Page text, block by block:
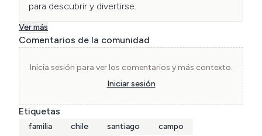
para descubrir y divertirse.
Ver más
Comentarios de la comunidad
Inicia sesión para ver los comentarios y más contexto.
Iniciar sesión
Etiquetas
familia chile santiago
campo